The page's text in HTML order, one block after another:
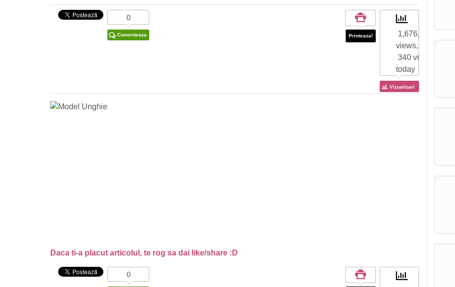
0
Comenteaza
1,676,654 total
views,
340 views
today
Vizualizari
Printeaza!
Daca ti-a placut articolul, te rog sa dai like/share :D
0